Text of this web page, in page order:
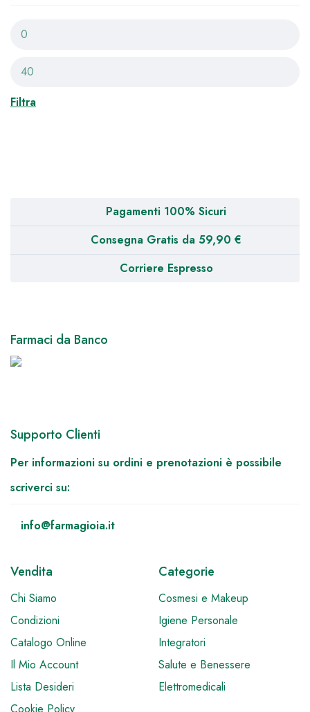
Filtra
Pagamenti 100% Sicuri
Consegna Gratis da 59,90 €
Corriere Espresso
Farmaci da Banco
Supporto Clienti
Per informazioni su ordini e prenotazioni è possibile
scriverci su:
info@farmagioia.it
Vendita
Chi Siamo
Condizioni
Catalogo Online
Il Mio Account
Lista Desideri
Categorie
Cosmesi e Makeup
Igiene Personale
Integratori
Salute e Benessere
Elettromedicali